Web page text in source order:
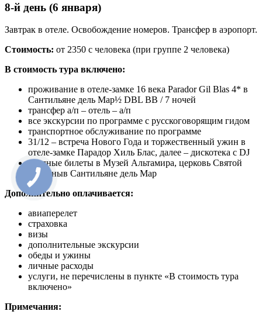
8-й день (6 января)
Завтрак в отеле. Освобождение номеров. Трансфер в аэропорт.
Стоимость: от 2350 с человека (при группе 2 человека)
В стоимость тура включено:
проживание в отеле-замке 16 века Parador Gil Blas 4* в
Сантильяне дель Мар½ DBL BB / 7 ночей
трансфер а/п – отель – а/п
все экскурсии по программе с русскоговорящим гидом
транспортное обслуживание по программе
31/12 – встреча Нового Года и торжественный ужин в
отеле-замке Парадор Хиль Блас, далее – дискотека с DJ
входные билеты в Музей Альтамира, церковь Святой
Юлианыв Сантильяне дель Мар
Дополнительно оплачивается:
авиаперелет
страховка
визы
дополнительные экскурсии
обеды и ужины
личные расходы
услуги, не перечислены в пункте «В стоимость тура
включено»
Примечания: